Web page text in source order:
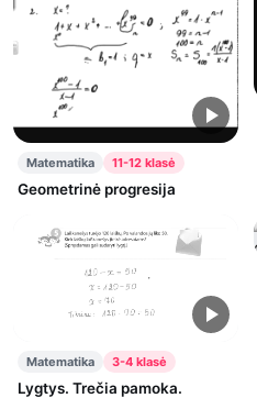
Matematika 11-12 klasė
Geometrinė progresija
Matematika 3-4 klasė
Lygtys. Trečia pamoka.